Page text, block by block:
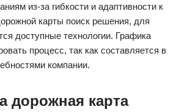
из-за гибкости и адаптивности к
карты поиск решения, для
доступные технологии. Графика
процесс, так как составляется в
компании.
дорожная карта